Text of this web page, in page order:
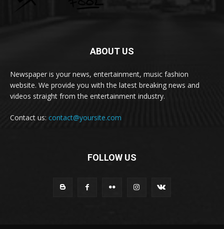
ABOUT US
Newspaper is your news, entertainment, music fashion
website. We provide you with the latest breaking news and
videos straight from the entertainment industry.
Contact us: contact@yoursite.com
FOLLOW US